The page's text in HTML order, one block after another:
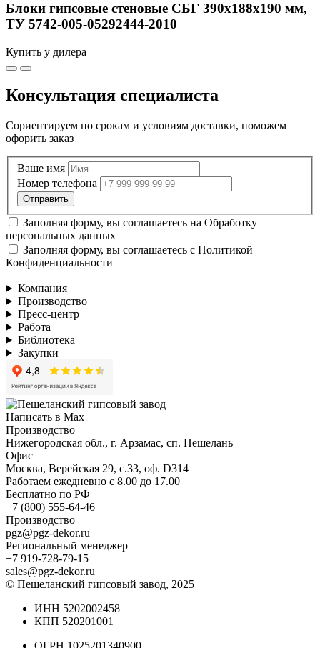
Блоки гипсовые стеновые СБГ 390х188х190 мм,
ТУ 5742-005-05292444-2010
Купить у дилера
Консультация специалиста
Сориентируем по срокам и условиям доставки, поможем
офорить заказ
Ваше имя
Номер телефона
Заполняя форму, вы соглашаетесь на Обработку
персональных данных
Заполняя форму, вы соглашаетесь с Политикой
Конфиденциальности
Компания
Производство
Пресс-центр
Работа
Библиотека
Закупки
Написать в Max
Производство
Нижегородская обл., г. Арзамас, сп. Пешелань
Офис
Москва, Верейская 29, с.33, оф. D314
Работаем ежедневно с 8.00 до 17.00
Бесплатно по РФ
+7 (800) 555-64-46
Производство
pgz@pgz-dekor.ru
Региональный менеджер
+7 919-728-79-15
sales@pgz-dekor.ru
© Пешеланский гипсовый завод, 2025
ИНН 5202002458
КПП 520201001